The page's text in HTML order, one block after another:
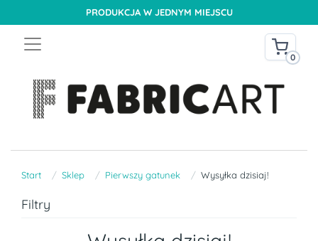
PRODUKCJA W JEDNYM MIEJSCU
0
Start Sklep Pierwszy gatunek Wysyłka dzisiaj!
Filtry